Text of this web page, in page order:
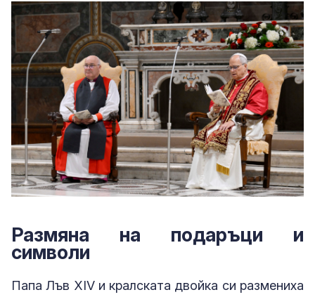
Размяна на подаръци и
символи
Папа Лъв XIV и кралската двойка си размениха